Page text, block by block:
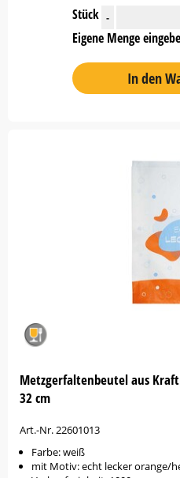
Stück -
Eigene Menge
In den
Metzgerfaltenbeutel aus
32 cm
Art.-Nr. 22601013
Farbe: weiß
mit Motiv: echt lecker orange/